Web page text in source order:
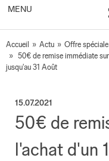
MENU
Accueil » Actu » Offre spéciale
» 50€ de remise immédiate
jusqu'au 31 Août
15.07.2021
50€ de
l'achat d'un